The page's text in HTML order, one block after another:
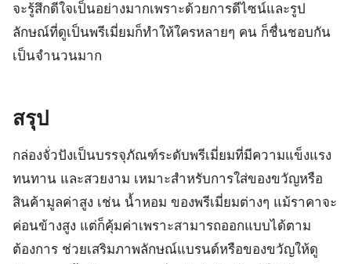
จะรู้สึกดีใจเป็นอย่างมากเพราะด้วยการดีไซน์และรูป
ลักษณ์ที่ดูเป็นพรีเมี่ยมก็ทำให้ใครหลายๆ คน ก็ชื่นชอบกัน
เป็นจำนวนมาก
สรุป
กล่องจั่วปังเป็นบรรจุภัณฑ์ระดับพรีเมี่ยมที่มีความแข็งแรง
ทนทาน และสวยงาม เหมาะสำหรับการใส่ของขวัญหรือ
สินค้ามูลค่าสูง เช่น น้ำหอม ของพรีเมี่ยมต่างๆ แม้ราคาจะ
ค่อนข้างสูง แต่ก็คุ้มค่าเพราะสามารถออกแบบได้ตาม
ต้องการ ช่วยเสริมภาพลักษณ์แบรนด์หรือของขวัญให้ดู